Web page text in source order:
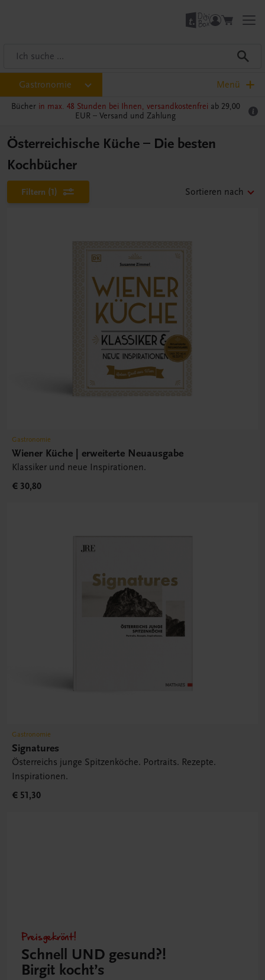
Gastronomie Menü
Bücher in max. 48 Stunden bei Ihnen, versandkostenfrei ab 29,00
EUR – Versand und Zahlung
Österreichische Küche – Die besten
Kochbücher
Filtern (1) Sortieren nach
Gastronomie
Wiener Küche | erweiterte Neuausgabe
Klassiker und neue Inspirationen.
€ 30,80
Gastronomie
Signatures
Österreichs junge Spitzenköche. Portraits. Rezepte.
Inspirationen.
€ 51,30
Preisgekrönt!
Schnell UND gesund?!
Birgit kocht’s